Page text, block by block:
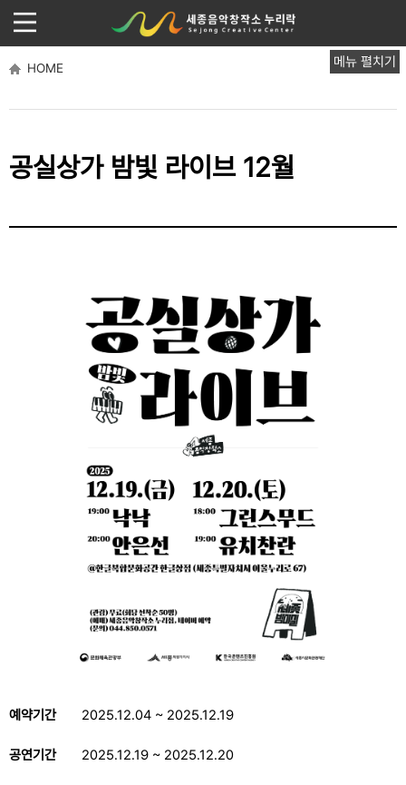
메뉴 펼치기
HOME
공실상가 밤빛 라이브 12월
예약기간 2025.12.04 ~ 2025.12.19
공연기간 2025.12.19 ~ 2025.12.20